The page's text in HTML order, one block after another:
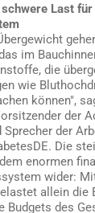
Last für
im
die
wie
können",
der
Sprecher der
Die
enormen
wider:
allein die
Budgets des